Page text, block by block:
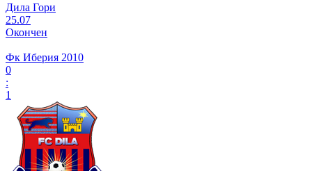
Дила Гори
25.07
Окончен
Фк Иберия 2010
0
:
1